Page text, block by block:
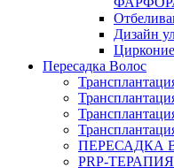
Дизайн
Пересадка Волос
ПЕРЕСАДКА
PRP-